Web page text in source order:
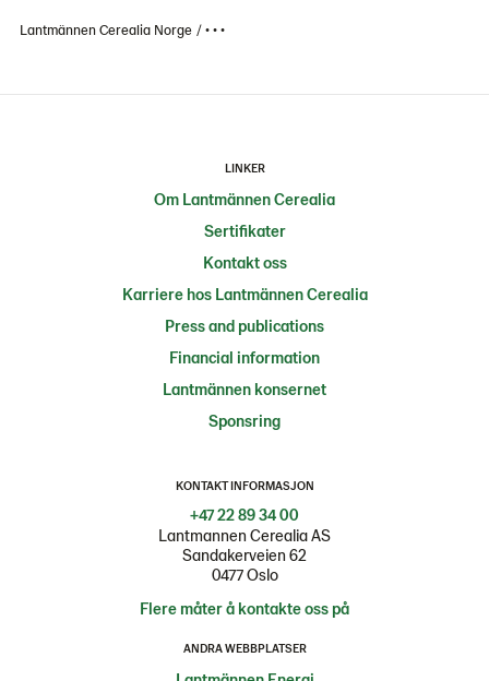
Lantmännen Cerealia Norge • • •
LINKER
Om Lantmännen Cerealia
Sertifikater
Kontakt oss
Karriere hos Lantmännen Cerealia
Press and publications
Financial information
Lantmännen konsernet
Sponsring
KONTAKT INFORMASJON
+47 22 89 34 00
Lantmannen Cerealia AS
Sandakerveien 62
0477 Oslo
Flere måter å kontakte oss på
ANDRA WEBBPLATSER